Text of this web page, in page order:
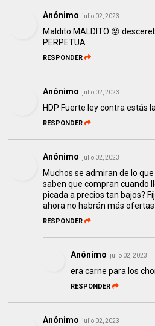
Anónimo julio 02, 2023
Maldito MALDITO 😡
PERPETUA
RESPONDER
Anónimo julio 02, 2023
HDP Fuerte ley contra estás
RESPONDER
Anónimo julio 02, 2023
Muchos se admiran de lo
saben que compran cuando
picada a precios tan bajos?
ahora no habrán más
RESPONDER
Anónimo julio 02, 2023
era carne para los
RESPONDER
Anónimo julio 02, 2023